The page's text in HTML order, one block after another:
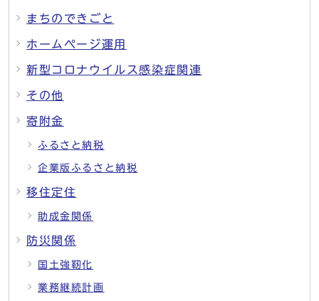
まちのできごと
ホームページ運用
新型コロナウイルス感染症関連
その他
寄附金
ふるさと納税
企業版ふるさと納税
移住定住
助成金関係
防災関係
国土強靭化
業務継続計画